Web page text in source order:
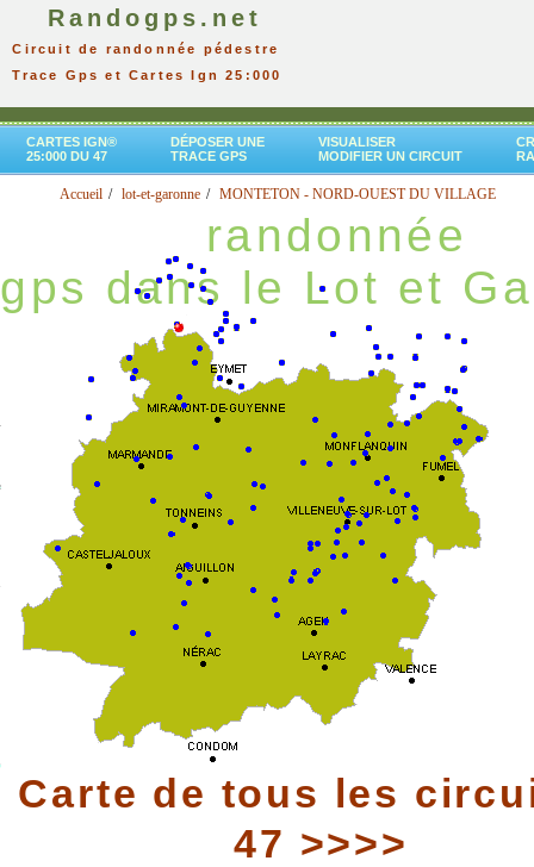
Randogps.net
Circuit de randonnée pédestre
Trace Gps et Cartes Ign 25:000
CARTES IGN®
25:000 DU 47
DÉPOSER UNE
TRACE GPS
VISUALISER
MODIFIER UN CIRCUIT
Accueil lot-et-garonne MONTETON - NORD-OUEST DU VILLAGE
randonnée
gps dans le Lot et
Carte de tous les
47 >>>>